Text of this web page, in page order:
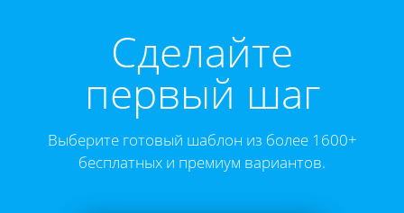
Cделайте
первый шаг
Выберите готовый шаблон из более 1600+
бесплатных и премиум вариантов.